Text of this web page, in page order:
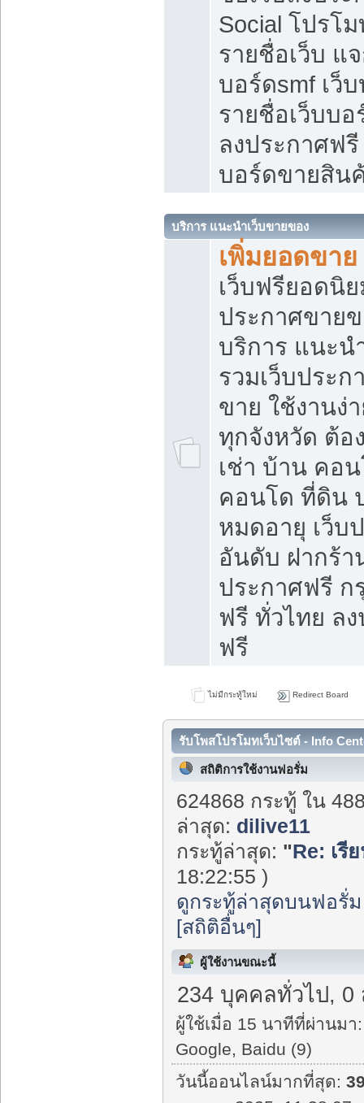
Social โปรโ
รายชื่อเว็บ แ
บอร์ดsmf เว็
รายชื่อเว็บบ
ลงประกาศฟรี
บอร์ดขายสิน
บริการ แนะนำเว็บขายของ
เพิ่มยอดขา
เว็บฟรียอดนิ
ประกาศขาย
บริการ แนะน
รวมเว็บประก
ขาย ใช้งานง่
ทุกจังหวัด ต้อ
เช่า บ้าน คอ
คอนโด ที่ดิน
หมดอายุ เว็บ
อันดับ ฝากร้า
ประกาศฟรี ก
ฟรี ทั่วไทย ล
ฟรี
ไม่มีกระทู้ใหม่ Redirect Board
รับโพสโปรโมทเว็บไซต์ - Info
สถิติการใช้งานฟอรั่ม
624868 กระทู้ ใน
ล่าสุด: dilive11
กระทู้ล่าสุด: "Re: เรี
18:22:55 )
ดูกระทู้ล่าสุดบนฟอรั่ม
[สถิติอื่นๆ]
ผู้ใช้งานขณะนี้
234 บุคคลทั่วไป, 0
ผู้ใช้เมื่อ 15 นาทีที่ผ่านมา:
Google, Baidu (9)
วันนี้ออนไลน์มากที่สุด: